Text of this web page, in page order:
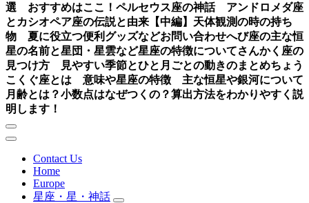
選 おすすめはここ！ ペルセウス座の神話 アンドロメダ座
とカシオペア座の伝説と由来【中編】 天体観測の時の持ち
物 夏に役立つ便利グッズなどお問い合わせへび座の主な恒
星の名前と星団・星雲など星座の特徴についてさんかく座の
見つけ方 見やすい季節とひと月ごとの動きのまとめちょう
こくぐ座とは 意味や星座の特徴 主な恒星や銀河について
月齢とは？小数点はなぜつくの？算出方法をわかりやすく説
明します！
Contact Us
Home
Europe
星座・星・神話